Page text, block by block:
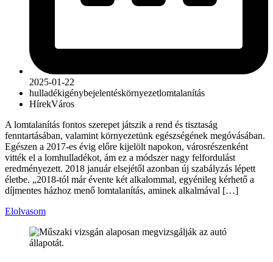
2025-01-22
hulladékigénybejelentéskörnyezetlomtalanítás
HírekVáros
A lomtalanítás fontos szerepet játszik a rend és tisztaság
fenntartásában, valamint környezetünk egészségének megóvásában.
Egészen a 2017-es évig előre kijelölt napokon, városrészenként
vitték el a lomhulladékot, ám ez a módszer nagy felfordulást
eredményezett. 2018 január elsejétől azonban új szabályzás lépett
életbe. „2018-tól már évente két alkalommal, egyénileg kérhető a
díjmentes házhoz menő lomtalanítás, aminek alkalmával […]
Elolvasom